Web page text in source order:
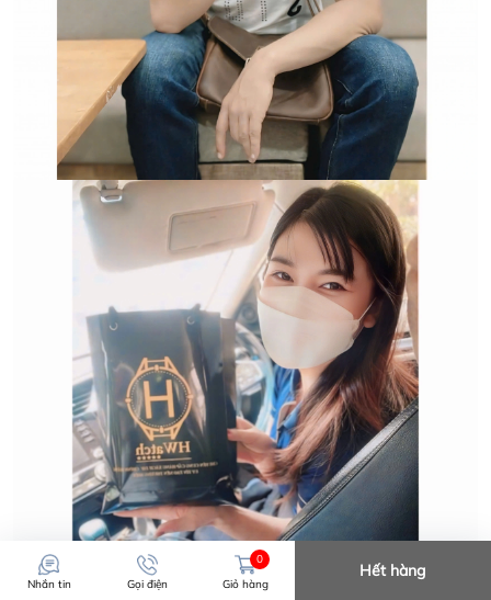
Trường hợp không chấp
nhận đổi hoặc trả sản
phẩm:
Nhắn tin Gọi điện
0
Giỏ hàng
Hết hàng